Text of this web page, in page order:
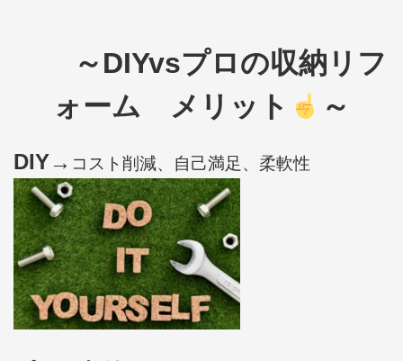
～DIYvsプロの収納リフ
ォーム メリット
～
DIY→ コスト削減、自己満足、柔軟性